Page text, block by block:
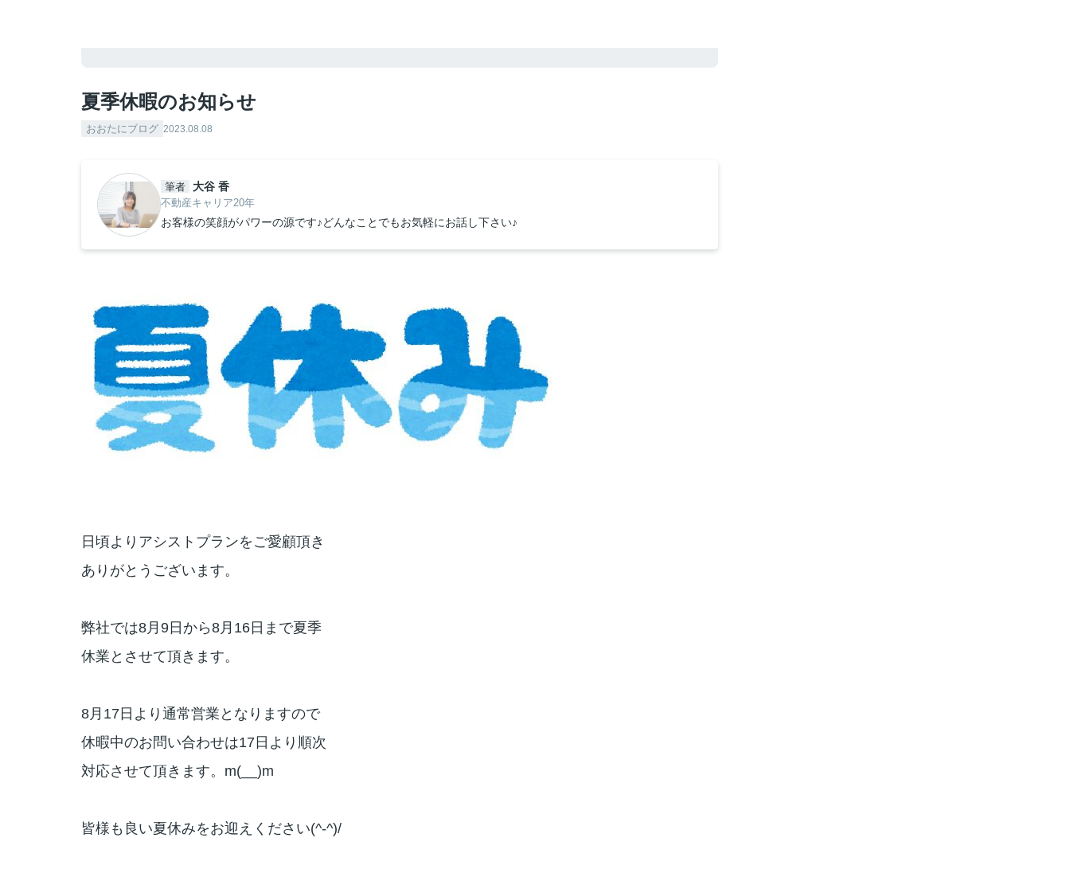
夏季休暇のお知らせ
おおたにブログ 2023.08.08
筆者 大谷 香
不動産キャリア20年
お客様の笑顔がパワーの源です♪どんなことでもお気軽にお話し下さい♪
日頃よりアシストプランをご愛顧頂き
ありがとうございます。
弊社では8月9日から8月16日まで夏季
休業とさせて頂きます。
8月17日より通常営業となりますので
休暇中のお問い合わせは17日より順次
対応させて頂きます。m(__)m
皆様も良い夏休みをお迎えください(^-^)/